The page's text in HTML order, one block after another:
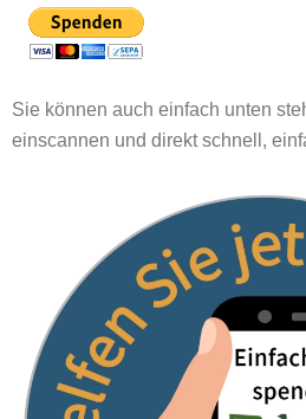
Sie können auch einfach unten
einscannen und direkt schnell,